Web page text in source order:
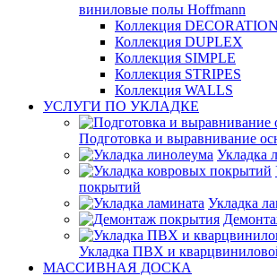
виниловые полы Hoffmann
Коллекция DECORATION
Коллекция DUPLEX
Коллекция SIMPLE
Коллекция STRIPES
Коллекция WALLS
УСЛУГИ ПО УКЛАДКЕ
Подготовка и выравнивание
Укладка
покрытий
Укладка
Укладка ПВХ и
МАССИВНАЯ ДОСКА